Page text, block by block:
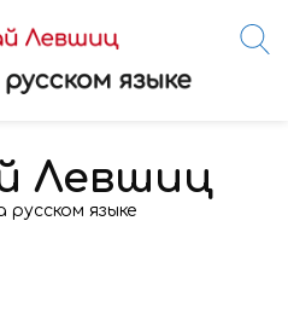
Левшиц
русском языке